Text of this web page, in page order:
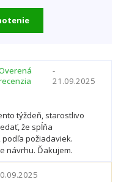
-
21.09.2025
týždeň, starostlivo
že spĺňa
požiadaviek.
návrhu. Ďakujem.